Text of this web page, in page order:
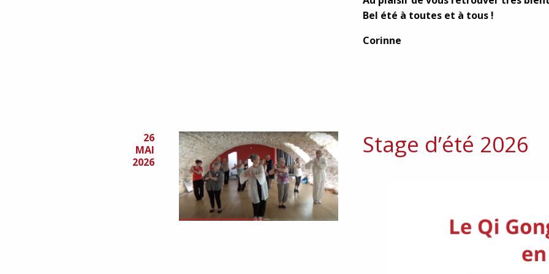
Bel été à toutes et à tous !
Corinne
26
MAI
2026
Stage d’été 2026